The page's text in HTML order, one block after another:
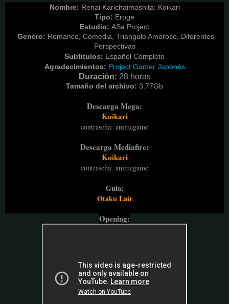
Nombre: Renai Karichaimashita: Koikari
Tipo: Eroge
Estudio: ASa Project
Genero: Romance, Comedia, Triangulo Amoroso, Diferentes
Perspectivas
Subtitulos: Español Completo
Agradecimientos: Project Gamer Japonés
Duración: 28 horas
Tamaño del archivo: 3.77Gb
Descarga Mega:
Koikari
contraseña: animegame
Descarga Mediafire:
Koikari
contraseña: animegame
Guia:
Otaku Lair
Opening: